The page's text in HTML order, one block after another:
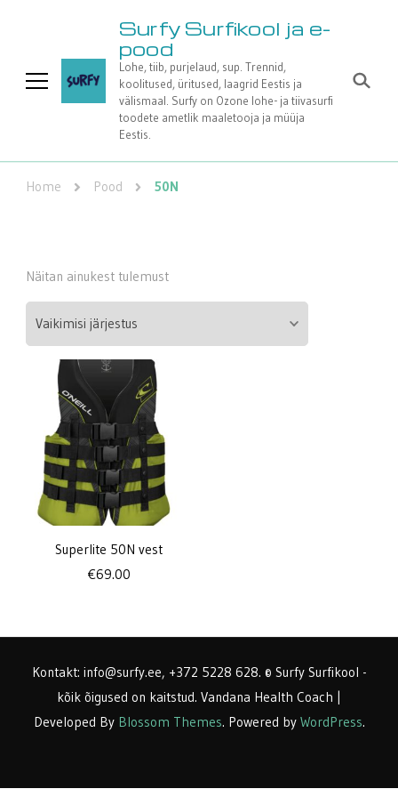
Surfy Surfikool ja e-
pood
Lohe, tiib, purjelaud, sup. Trennid,
koolitused, üritused, laagrid Eestis ja
välismaal. Surfy on Ozone lohe- ja tiivasurfi
toodete ametlik maaletooja ja müüja
Eestis.
Home Pood 50N
Näitan ainukest tulemust
Superlite 50N vest
€69.00
Kontakt: info@surfy.ee, +372 5228 628. © Surfy Surfikool -
kõik õigused on kaitstud. Vandana Health Coach |
Developed By Blossom Themes. Powered by WordPress.